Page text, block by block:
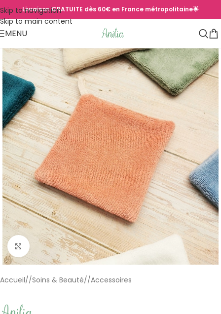
Skip to navigation
Skip to main content
Livraison GRATUITE dès 60€ en France métropolitaine🌟
MENU
Cliquer pour agrandir
Accueil/ Soins & Beauté/ Accessoires